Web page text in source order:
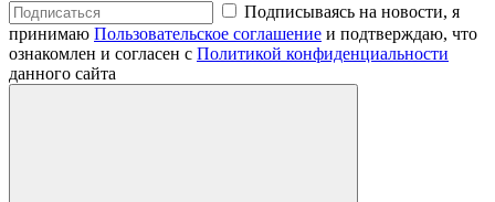
Подписываясь на новости, я
принимаю Пользовательское соглашение и подтверждаю, что
ознакомлен и согласен с Политикой конфиденциальности
данного сайта